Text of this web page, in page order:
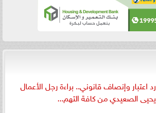
رد اعتبار وإنصاف قانوني.. براءة رجل الأعمال
يحيى الصعيدي من كافة التهم...